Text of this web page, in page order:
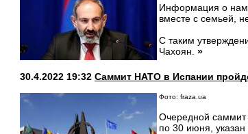
Информация о
вместе с семьей,
С таким
Чахоян. »
30.4.2022 19:32 Саммит НАТО в Испании
Фото: fraza.ua
Очередной саммит
по 30 июня,